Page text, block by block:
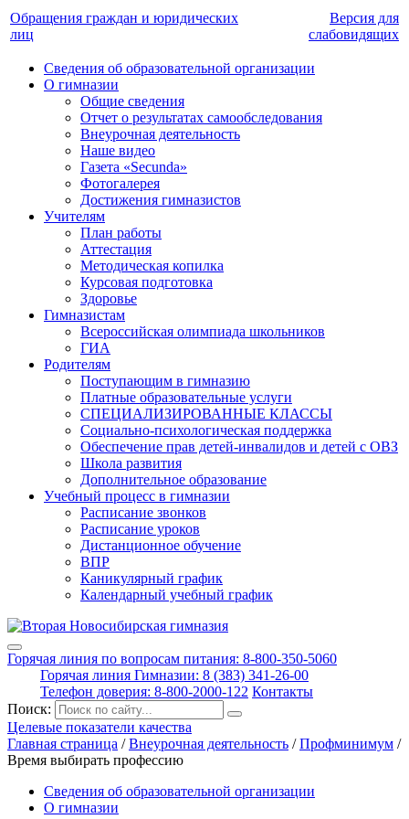
Обращения граждан и юридических
лиц
Версия для
слабовидящих
Сведения об образовательной организации
О гимназии
Общие сведения
Отчет о результатах самообследования
Внеурочная деятельность
Наше видео
Газета «Secunda»
Фотогалерея
Достижения гимназистов
Учителям
План работы
Аттестация
Методическая копилка
Курсовая подготовка
Здоровье
Гимназистам
Всероссийская олимпиада школьников
ГИА
Родителям
Поступающим в гимназию
Платные образовательные услуги
СПЕЦИАЛИЗИРОВАННЫЕ КЛАССЫ
Социально-психологическая поддержка
Обеспечение прав детей-инвалидов и детей с ОВЗ
Школа развития
Дополнительное образование
Учебный процесс в гимназии
Расписание звонков
Расписание уроков
Дистанционное обучение
ВПР
Каникулярный график
Календарный учебный график
Горячая линия по вопросам питания: 8-800-350-5060
Горячая линия Гимназии: 8 (383) 341-26-00
Телефон доверия: 8-800-2000-122 Контакты
Поиск:
Целевые показатели качества
Главная страница /Внеурочная деятельность /Профминимум /
Время выбирать профессию
Сведения об образовательной организации
О гимназии